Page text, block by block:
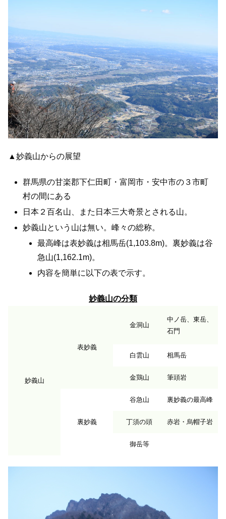
▲妙義山からの展望
群馬県の甘楽郡下仁田町・富岡市・安中市の３市町
村の間にある
日本２百名山、また日本三大奇景とされる山。
妙義山という山は無い。峰々の総称。
最高峰は表妙義は相馬岳(1,103.8m)。裏妙義は谷
急山(1,162.1m)。
内容を簡単に以下の表で示す。
妙義山の分類
妙義山
表妙義
金洞山
中ノ岳、東岳、
石門
白雲山 相馬岳
金鶏山 筆頭岩
裏妙義
谷急山 裏妙義の最高峰
丁須の頭 赤岩・烏帽子岩
御岳等